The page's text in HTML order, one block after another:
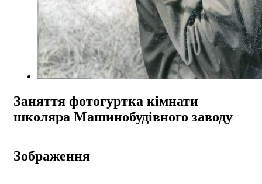
Заняття фотогуртка кімнати
школяра Машинобудівного заводу
Зображення